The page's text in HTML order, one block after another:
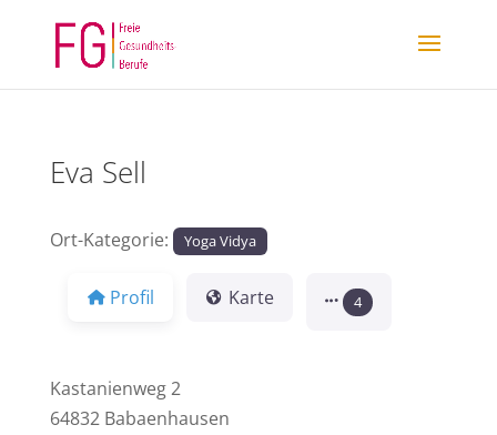
Eva Sell
Ort-Kategorie: Yoga Vidya
Profil Karte 4
Kastanienweg 2
64832 Babaenhausen